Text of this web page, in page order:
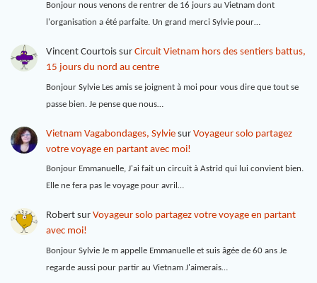
Bonjour nous venons de rentrer de 16 jours au Vietnam dont
l'organisation a été parfaite. Un grand merci Sylvie pour…
Vincent Courtoissur Circuit Vietnam hors des sentiers battus,
15 jours du nord au centre
Bonjour Sylvie Les amis se joignent à moi pour vous dire que tout se
passe bien. Je pense que nous…
Vietnam Vagabondages, Sylviesur Voyageur solo partagez
votre voyage en partant avec moi!
Bonjour Emmanuelle, J'ai fait un circuit à Astrid qui lui convient bien.
Elle ne fera pas le voyage pour avril…
Robertsur Voyageur solo partagez votre voyage en partant
avec moi!
Bonjour Sylvie Je m appelle Emmanuelle et suis âgée de 60 ans Je
regarde aussi pour partir au Vietnam J'aimerais…